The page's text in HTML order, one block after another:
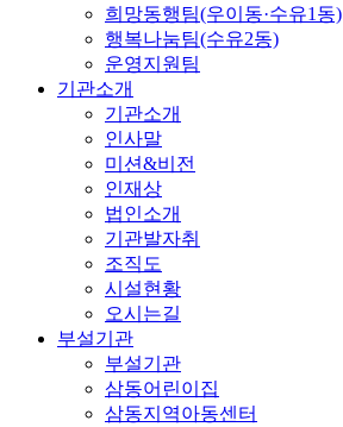
희망동행팀(우이동·수유1동)
행복나눔팀(수유2동)
운영지원팀
기관소개
기관소개
인사말
미션&비전
인재상
법인소개
기관발자취
조직도
시설현황
오시는길
부설기관
부설기관
삼동어린이집
삼동지역아동센터